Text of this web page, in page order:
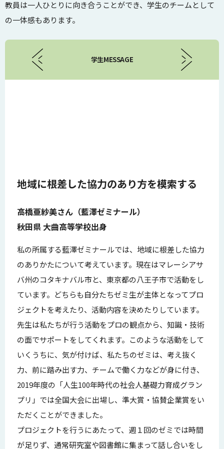
教員は一人ひとりに向き合うことができ、学生のチームとして
の一体感もあります。
学生MESSAGE
地域に根差した協力のあり方を模索する
高橋亜紗美さん（藍澤ゼミナール）
秋田県 大曲高等学校出身
私の所属する藍澤ゼミナールでは、地域に根差した協力
のありかたについて考えています。現在はマレーシアサ
バ州のコタキナバル市と、東京都の八王子市で活動をし
ています。どちらも自分たちゼミ生が主体となってプロ
ジェクトを考えたり、活動内容を決めたりしています。
先生は私たちが行う活動をプロの観点から、知識・技術
の面でサポートをしてくれます。このような活動をして
いくうちに、気が付けば、私たちのゼミは、考え抜く
力、前に踏み出す力、チームで働く力などが身に付き、
2019年度の「人生100年時代の社会人基礎力育成グラン
プリ」では全国大会に出場し、準大賞・協賛企業賞をい
ただくことができました。
プロジェクトを行うにあたって、週１回のゼミでは時間
が足りず、通常研究室や図書館に集まって話し合いをし